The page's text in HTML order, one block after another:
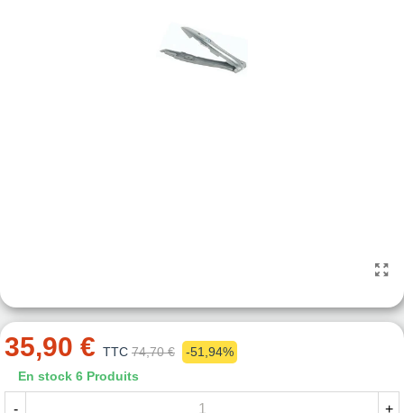
35,90 € TTC 74,70 €
-51,94%
En stock 6 Produits
- +